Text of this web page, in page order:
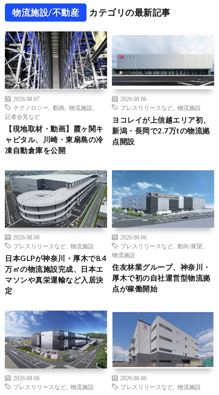
物流施設/不動産 カテゴリの最新記事
2026.08.07
テクノロジー
動画 物流施設
記者会見など
【現地取材・動画】霞ヶ関キ
ャピタル、川崎・東扇島の冷
凍自動倉庫を公開
2026.08.06
プレスリリースなど
物流施設
ヨコレイが上信越エリア初、
新潟・長岡で2.7万tの物流拠
点開設
2026.08.06
プレスリリースなど
物流施設
日本GLPが神奈川・厚木で8.4
万㎡の物流施設完成、日本エ
マソンや真栄運輸など入居決
定
2026.08.06
プレスリリースなど
動向/展望
物流施設
住友林業グループ、神奈川・
厚木で初の自社運営型物流拠
点が稼働開始
2026.08.06
プレスリリースなど
物流施設
2026.08.06
プレスリリースなど
物流施設